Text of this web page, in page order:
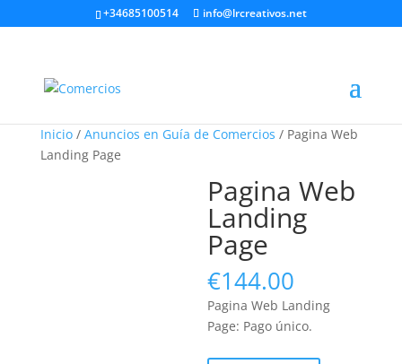
+34685100514 info@lrcreativos.net
Inicio/ Anuncios en Guía de Comercios / Pagina Web
Landing Page
Pagina Web
Landing
Page
€144.00
Pagina Web Landing
Page: Pago único.